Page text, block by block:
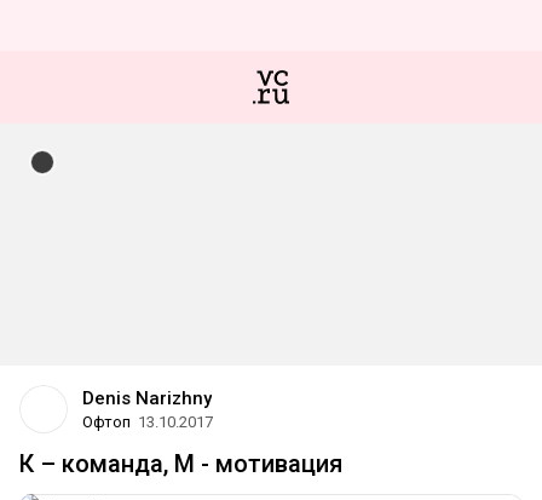
Denis Narizhny
Офтоп 13.10.2017
К – команда, М - мотивация